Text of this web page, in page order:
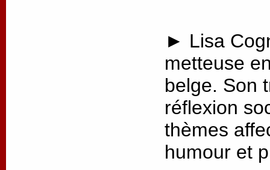
► Lisa
metteuse
belge. Son
réflexion
thèmes
humour et